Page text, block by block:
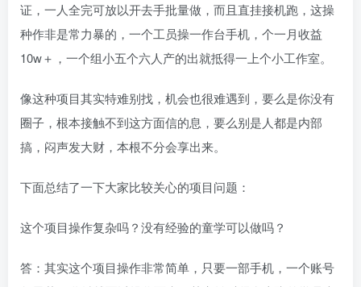
证，一人全完可放以开去手批量做，而且直挂接机跑，这操
种作非是常力暴的，一个工员操一作台手机，个一月收益
10w＋，一个组小五个六人产的出就抵得一上个小工作室。
像这种项目其实特难别找，机会也很难遇到，要么是你没有
圈子，根本接触不到这方面信的息，要么别是人都是内部
搞，闷声发大财，本根不分会享出来。
下面总结了一下大家比较关心的项目问题：
这个项目操作复杂吗？没有经验的童学可以做吗？
答：其实这个项目操作非常简单，只要一部手机，一个账号